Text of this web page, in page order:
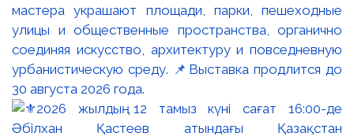
мастера украшают площади, парки, пешеходные
улицы и общественные пространства, органично
соединяя искусство, архитектуру и повседневную
урбанистическую среду. 📌Выставка продлится до
30 августа 2026 года.